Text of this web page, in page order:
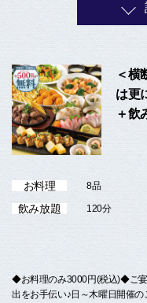
＜横
は更
＋飲
お料理 8品
飲み放題 120分
◆お料理のみ3000円(税込)◆ご
出をお手伝い♪日～木曜日開催